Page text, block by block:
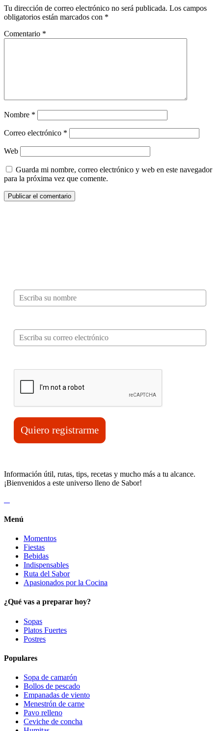
Tu dirección de correo electrónico no será publicada. Los campos
obligatorios están marcados con *
Comentario *
Nombre *
Correo electrónico *
Web
Guarda mi nombre, correo electrónico y web en este navegador
para la próxima vez que comente.
Quiero registrarme
Información útil, rutas, tips, recetas y mucho más a tu alcance.
¡Bienvenidos a este universo lleno de Sabor!
Menú
Momentos
Fiestas
Bebidas
Indispensables
Ruta del Sabor
Apasionados por la Cocina
¿Qué vas a preparar hoy?
Sopas
Platos Fuertes
Postres
Populares
Sopa de camarón
Bollos de pescado
Empanadas de viento
Menestrón de carne
Pavo relleno
Ceviche de concha